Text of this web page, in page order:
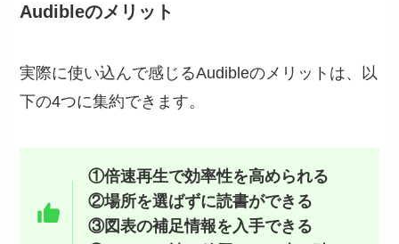
Audibleのメリット
実際に使い込んで感じるAudibleのメリットは、以
下の4つに集約できます。
①倍速再生で効率性を高められる
②場所を選ばずに読書ができる
③図表の補足情報を入手できる